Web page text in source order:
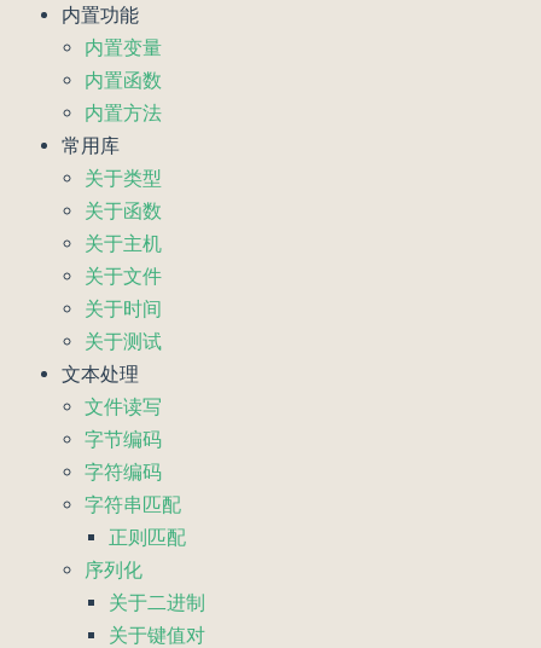
内置功能
内置变量
内置函数
内置方法
常用库
关于类型
关于函数
关于主机
关于文件
关于时间
关于测试
文本处理
文件读写
字节编码
字符编码
字符串匹配
正则匹配
序列化
关于二进制
关于键值对